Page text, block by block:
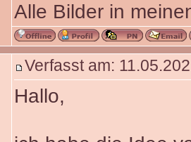
Alle Bilder in
Verfasst am:
Hallo,